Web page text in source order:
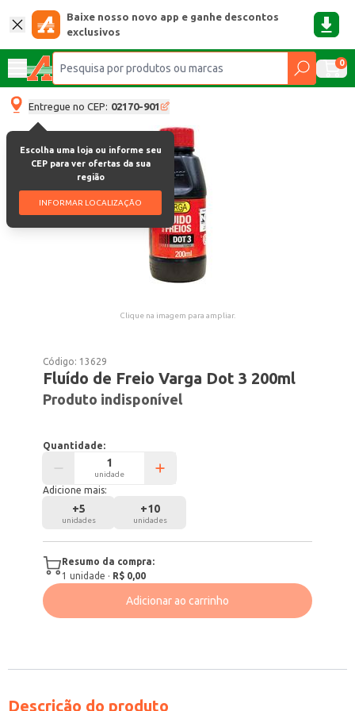
Baixe nosso novo app e ganhe descontos
exclusivos
0
Entregue no CEP: 02170-901
Escolha uma loja ou informe seu
CEP para ver ofertas da sua
região
INFORMAR LOCALIZAÇÃO
Clique na imagem para ampliar.
Código: 13629
Fluído de Freio Varga Dot 3 200ml
Produto indisponível
Quantidade:
unidade
Adicione mais:
+5
unidades
+10
unidades
Resumo da compra:
1 unidade · R$ 0,00
Adicionar ao carrinho
Descrição do produto